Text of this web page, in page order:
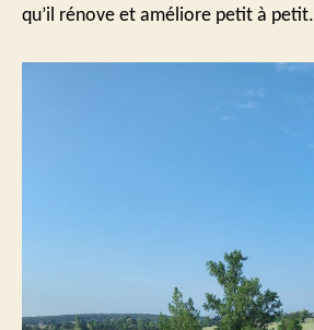
qu’il rénove et améliore petit à petit.